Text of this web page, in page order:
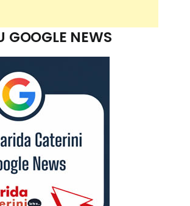
GOOGLE NEWS